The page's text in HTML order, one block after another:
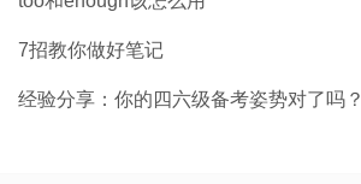
7招教你做好笔记
经验分享：你的四六级备考姿势对了吗？